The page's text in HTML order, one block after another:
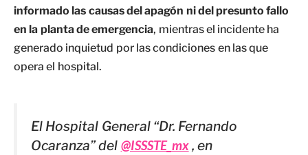
informado las causas del apagón ni del presunto fallo
en la planta de emergencia, mientras el incidente ha
generado inquietud por las condiciones en las que
opera el hospital.
El Hospital General “Dr. Fernando
Ocaranza” del @ISSSTE_mx, en